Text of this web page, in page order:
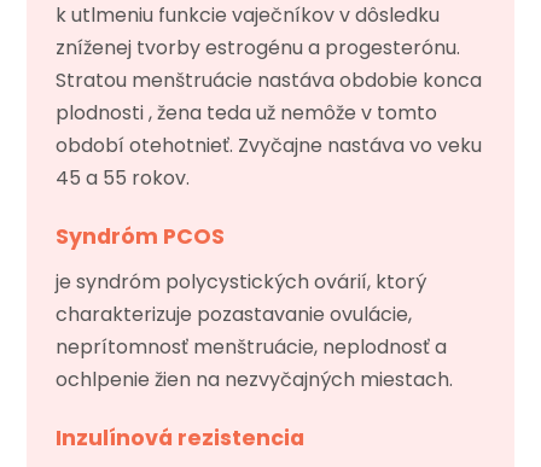
k utlmeniu funkcie vaječníkov v dôsledku
zníženej tvorby estrogénu a progesterónu.
Stratou menštruácie nastáva obdobie konca
plodnosti , žena teda už nemôže v tomto
období otehotnieť. Zvyčajne nastáva vo veku
45 a 55 rokov.
Syndróm PCOS
je syndróm polycystických ovárií, ktorý
charakterizuje pozastavanie ovulácie,
neprítomnosť menštruácie, neplodnosť a
ochlpenie žien na nezvyčajných miestach.
Inzulínová rezistencia